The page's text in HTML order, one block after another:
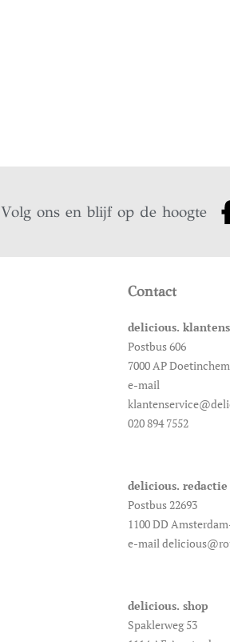
Volg ons en blijf op de hoogte
Contact
delicious.
Postbus 606
7000 AP Doetinchem
e-mail
020 894 7552
delicious. redactie
Postbus 22693
1100 DD
e-mail
delicious. shop
Spaklerweg 53